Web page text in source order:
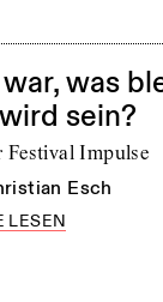
was
sein?
Festival Impulse
Esch
LESEN